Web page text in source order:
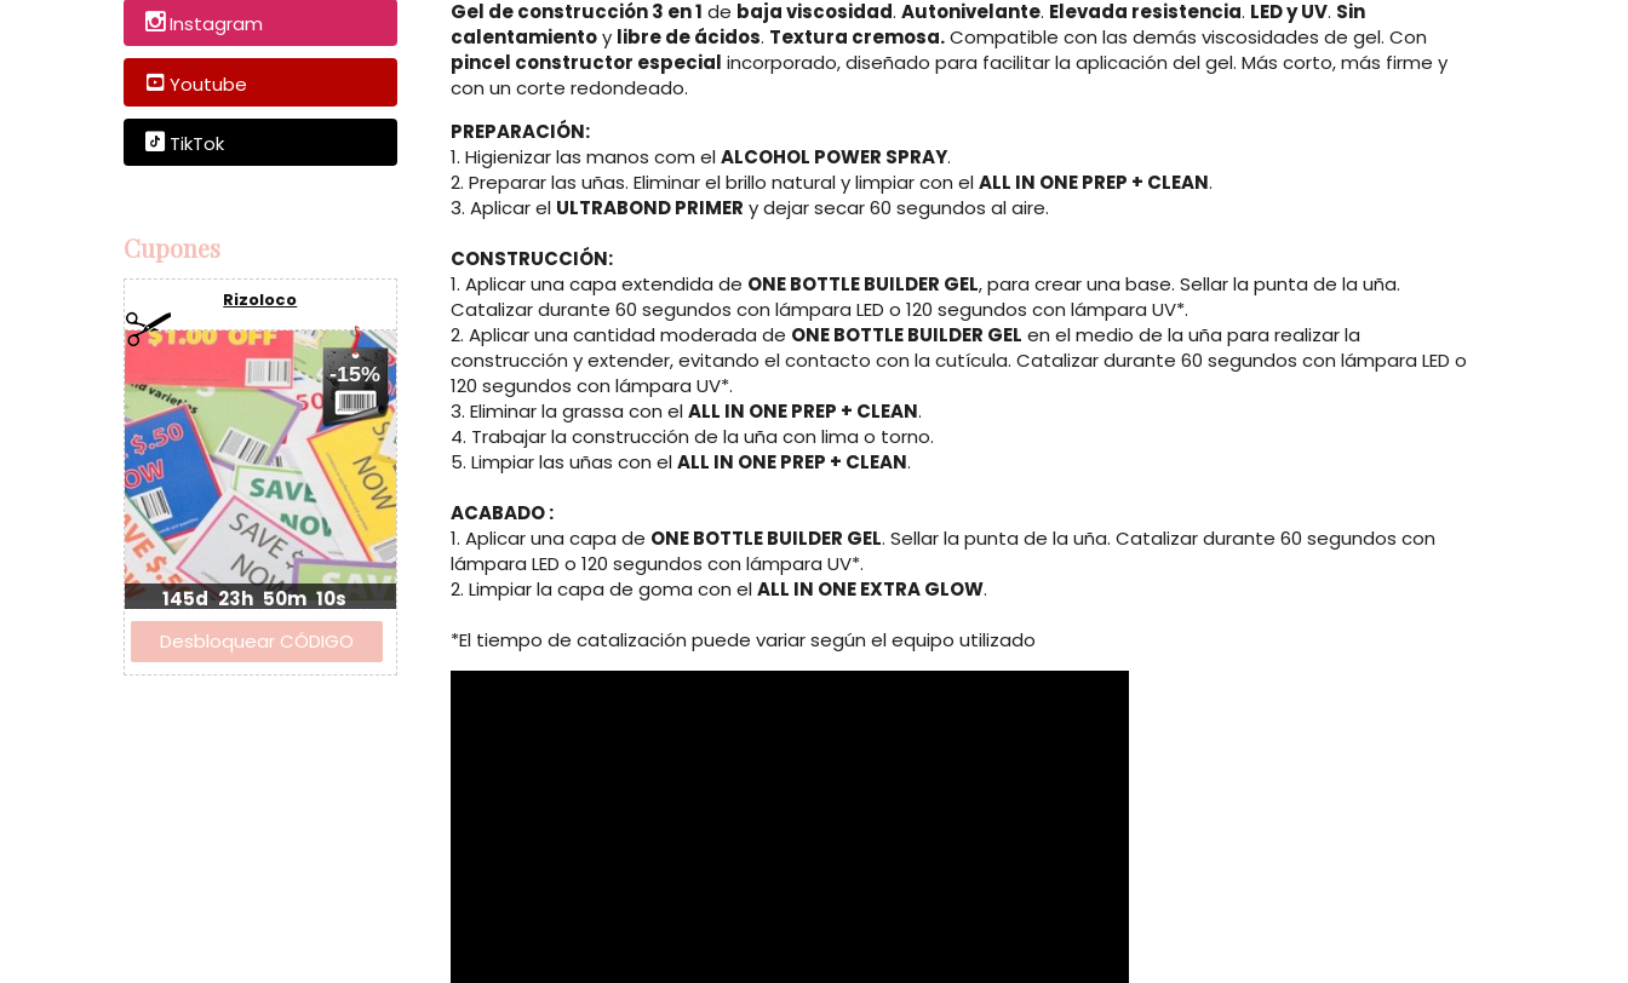
Instagram
Youtube
TikTok
Cupones
Rizoloco
-15%
145d 23h 50m 9s
Gel de construcción 3 en 1debaja viscosidad.Autonivelante.Elevada resistencia.LED y UV.Sin
calentamientoylibre de ácidos.Textura cremosa.Compatible con las demás viscosidades de gel. Con
pincel constructor especial
con un corte redondeado.
PREPARACIÓN:
1. Higienizar las manos com elALCOHOL POWER SPRAY.
2. Preparar las uñas. Eliminar el brillo natural y limpiar con elALL IN ONE PREP + CLEAN
CONSTRUCCIÓN:
1. Aplicar una capa extendida deONE BOTTLE BUILDER GEL, para crear una base. Sellar la punta de la uña.
Catalizar durante 60 segundos con lámpara LED o 120 segundos con lámpara UV*.
2. Aplicar una cantidad moderada deONE BOTTLE BUILDER GELen el medio de la uña para realizar la
construcción y extender, evitando el contacto con la cutícula. Catalizar durante 60 segundos con lámpara LED o
120 segundos con lámpara UV*.
3. Eliminar la grassa con el ALL IN ONE PREP + CLEAN.
4. Trabajar la construcción de la uña con lima o torno.
ACABADO :
1. Aplicar una capa deONE BOTTLE BUILDER GEL
lámpara LED o 120 segundos con lámpara UV*.
*El tiempo de catalización puede variar según el equipo utilizado